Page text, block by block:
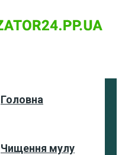
Головна
Чищення мулу